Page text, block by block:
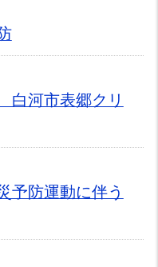
河市表郷クリ
予防運動に伴う